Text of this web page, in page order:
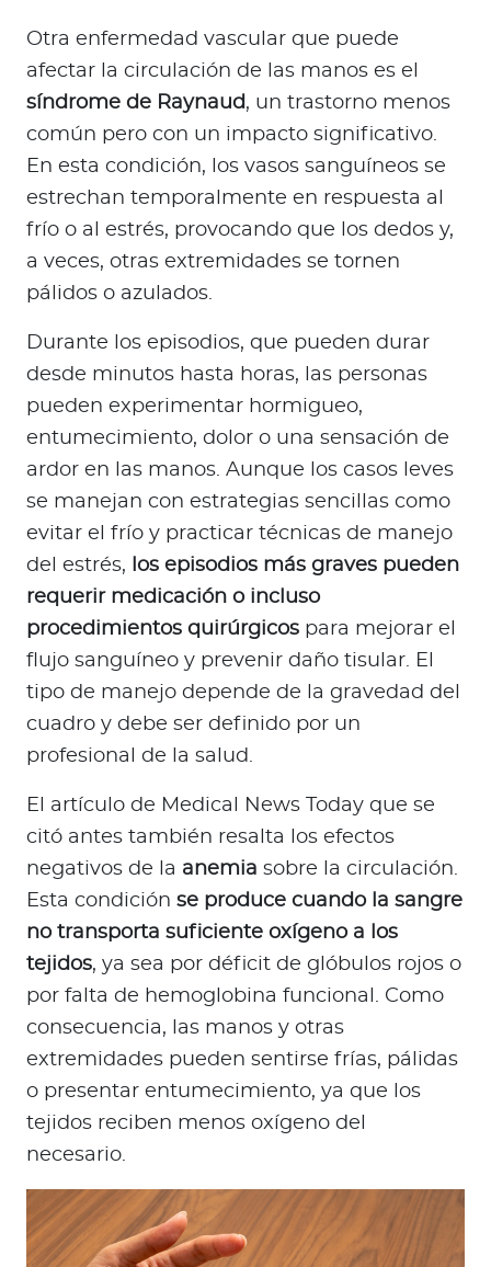
Otra enfermedad vascular que puede
afectar la circulación de las manos es el
síndrome de Raynaud, un trastorno menos
común pero con un impacto significativo.
En esta condición, los vasos sanguíneos se
estrechan temporalmente en respuesta al
frío o al estrés, provocando que los dedos y,
a veces, otras extremidades se tornen
pálidos o azulados.
Durante los episodios, que pueden durar
desde minutos hasta horas, las personas
pueden experimentar hormigueo,
entumecimiento, dolor o una sensación de
ardor en las manos. Aunque los casos leves
se manejan con estrategias sencillas como
evitar el frío y practicar técnicas de manejo
del estrés,
los episodios más graves pueden
requerir medicación o incluso
procedimientos quirúrgicos para mejorar el
flujo sanguíneo y prevenir daño tisular. El
tipo de manejo depende de la gravedad del
cuadro y debe ser definido por un
profesional de la salud.
El artículo de Medical News Today que se
citó antes también resalta los efectos
negativos de la anemia sobre la circulación.
Esta condición se produce cuando la sangre
no transporta suficiente oxígeno a los
tejidos, ya sea por déficit de glóbulos rojos o
por falta de hemoglobina funcional. Como
consecuencia, las manos y otras
extremidades pueden sentirse frías, pálidas
o presentar entumecimiento, ya que los
tejidos reciben menos oxígeno del
necesario.